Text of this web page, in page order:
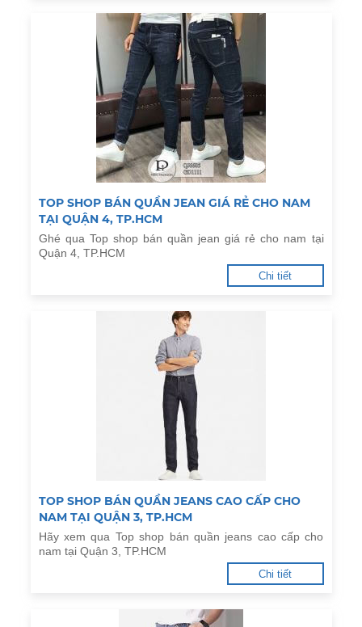
TOP SHOP BÁN QUẦN JEAN GIÁ RẺ CHO NAM
TẠI QUẬN 4, TP.HCM
Ghé qua Top shop bán quần jean giá rẻ cho nam tại
Quận 4, TP.HCM
Chi tiết
TOP SHOP BÁN QUẦN JEANS CAO CẤP CHO
NAM TẠI QUẬN 3, TP.HCM
Hãy xem qua Top shop bán quần jeans cao cấp cho
nam tại Quận 3, TP.HCM
Chi tiết